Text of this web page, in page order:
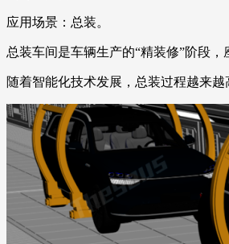
应用场景：总装。
总装车间是车辆生产的“精装修”阶段
随着智能化技术发展，总装过程越来